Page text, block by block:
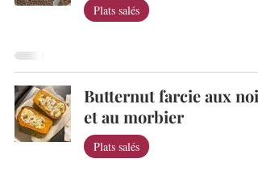
Plats salés
Butternut farcie aux noix
et au morbier
Plats salés